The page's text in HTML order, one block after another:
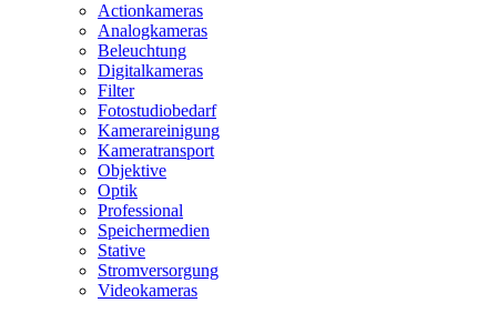
Actionkameras
Analogkameras
Beleuchtung
Digitalkameras
Filter
Fotostudiobedarf
Kamerareinigung
Kameratransport
Objektive
Optik
Professional
Speichermedien
Stative
Stromversorgung
Videokameras